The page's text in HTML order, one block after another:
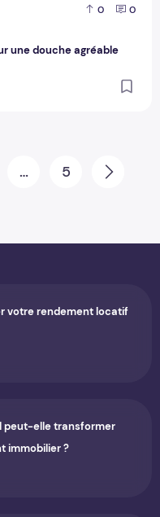
0 0
une douche agréable
… 5 Next
votre rendement locatif
peut-elle transformer
immobilier ?